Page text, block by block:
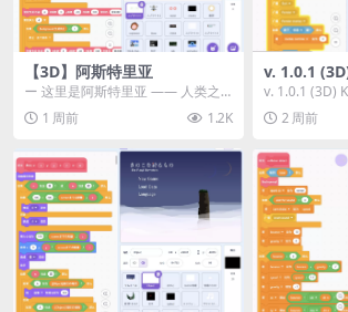
【3D】阿斯特里亚
ー 这里是阿斯特里亚 —— 人类之
罪与未来希望交汇之地 📖 游戏简
介 《阿斯特里...
1 周前 1.2K
v. 1.0.1
发版
v. 1.0.1 (3D)
2 周前